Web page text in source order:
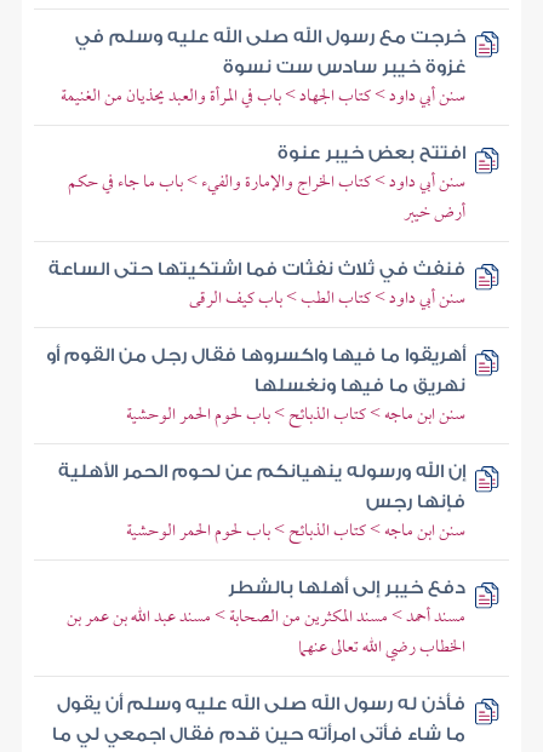
خرجت مع رسول الله صلى الله عليه وسلم في
غزوة خيبر سادس ست نسوة
سنن أبي داود > كتاب الجهاد > باب في المرأة والعبد يحذيان من الغنيمة
افتتح بعض خيبر عنوة
سنن أبي داود > كتاب الخراج والإمارة والفيء > باب ما جاء في حكم
أرض خيبر
فنفث في ثلاث نفثات فما اشتكيتها حتى الساعة
سنن أبي داود > كتاب الطب > باب كيف الرقى
أهريقوا ما فيها واكسروها فقال رجل من القوم أو
نهريق ما فيها ونغسلها
سنن ابن ماجه > كتاب الذبائح > باب لحوم الحمر الوحشية
إن الله ورسوله ينهيانكم عن لحوم الحمر الأهلية
فإنها رجس
سنن ابن ماجه > كتاب الذبائح > باب لحوم الحمر الوحشية
دفع خيبر إلى أهلها بالشطر
مسند أحمد > مسند المكثرين من الصحابة > مسند عبد الله بن عمر بن
الخطاب رضي الله تعالى عنهما
فأذن له رسول الله صلى الله عليه وسلم أن يقول
ما شاء فأتى امرأته حين قدم فقال اجمعي لي ما